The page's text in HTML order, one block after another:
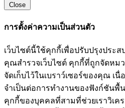
Close
การตั้งค่าความเป็นส่วนตัว
เว็บไซต์นี้ใช้คุกกี้เพื่อปรับปรุงปร
คุณสำรวจเว็บไซต์ คุกกี้ที่ถูกจัดหม
จัดเก็บไว้ในเบราว์เซอร์ของคุณ เ
จำเป็นต่อการทำงานของฟังก์ชันพื้น
คุกกี้ของบุคคลที่สามที่ช่วยเราวิเค